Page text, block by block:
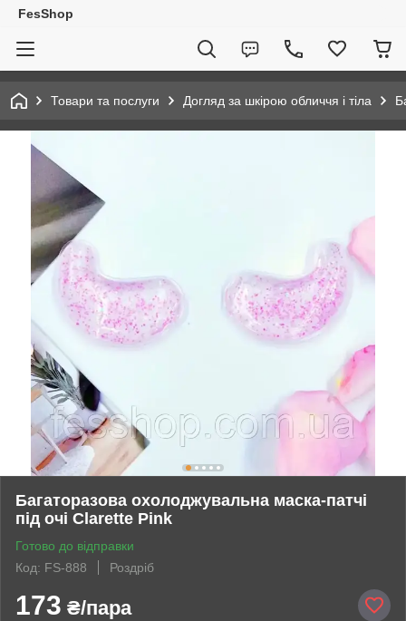
FesShop
Товари та послуги Догляд за шкірою обличчя і тіла
Багаторазова охолоджувальна маска-патчі
під очі Clarette Pink
Готово до відправки
Код: FS-888
Роздріб
173 ₴/пара